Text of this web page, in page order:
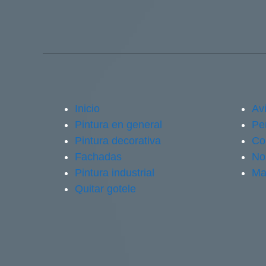
Inicio
Pintura en general
Pintura decorativa
Fachadas
Pintura industrial
Quitar gotele